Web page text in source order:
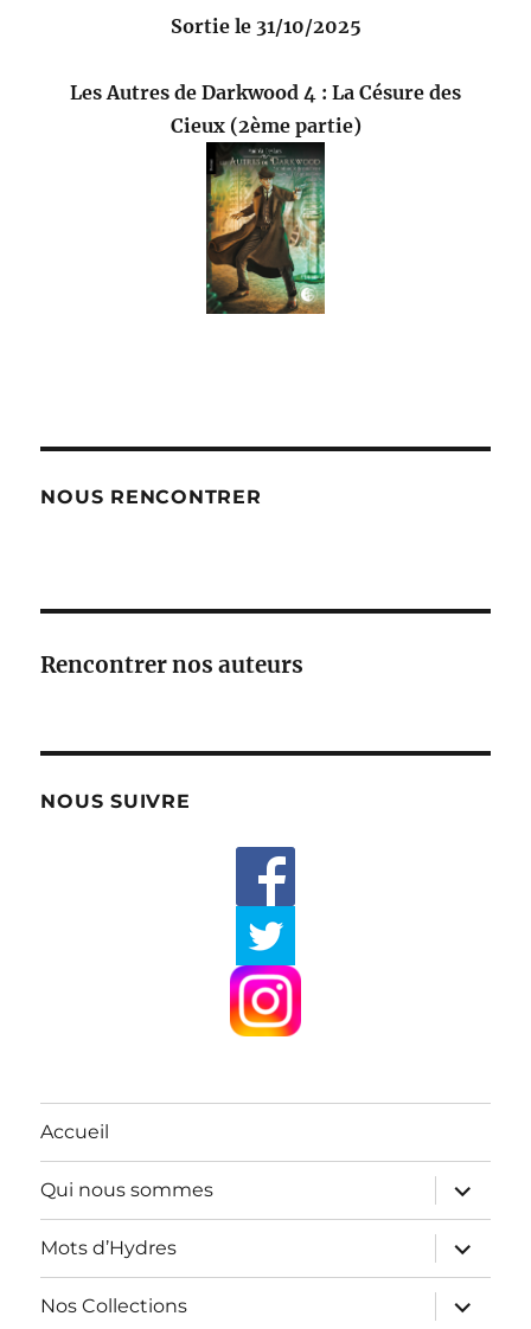
Sortie le 31/10/2025
Les Autres de Darkwood 4 : La Césure des
Cieux (2ème partie)
NOUS RENCONTRER
Rencontrer nos auteurs
NOUS SUIVRE
Accueil
Qui nous sommes
ouvrir
le
sous-
menu
Mots d’Hydres
ouvrir
le
sous-
menu
Nos Collections
ouvrir
le